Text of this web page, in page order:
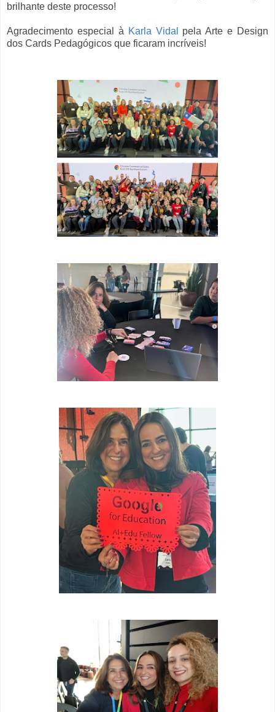
brilhante deste processo!
Agradecimento especial à Karla Vidal
pela Arte e Design
dos Cards Pedagógicos que ficaram incríveis!